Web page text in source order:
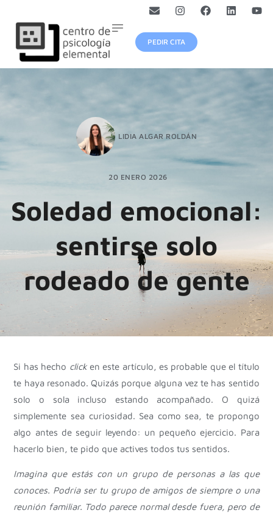
PEDIR CITA
LIDIA ALGAR ROLDÁN
20 ENERO 2026
Soledad emocional:
sentirse solo
rodeado de gente
Si has hecho clicken este artículo, es probable que el título
te haya resonado. Quizás porque alguna vez te has sentido
solo o sola incluso estando acompañado. O quizá
simplemente sea curiosidad. Sea como sea, te propongo
algo antes de seguir leyendo: un pequeño ejercicio. Para
hacerlo bien, te pido que actives todos tus sentidos.
Imagina que estás con un grupo de personas a las que
conoces. Podría ser tu grupo de amigos de siempre o una
reunión familiar. Todo parece normal desde fuera, pero de